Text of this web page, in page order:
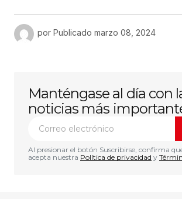
por Publicado marzo 08, 2024
Manténgase al día con
noticias más
Al presionar el botón Suscribirse, confirma
acepta nuestra Política de privacidad y